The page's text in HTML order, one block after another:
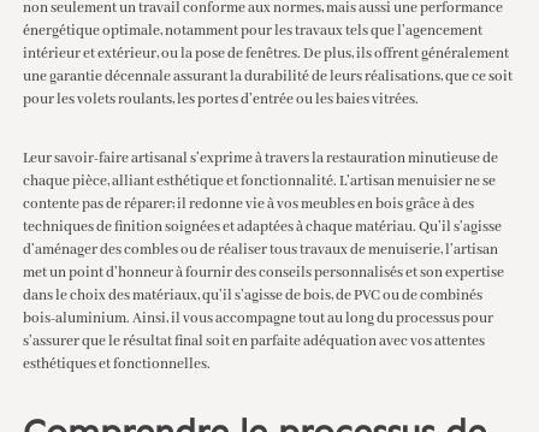
non seulement un travail conforme aux normes, mais aussi une performance
énergétique optimale, notamment pour les travaux tels que l’agencement
intérieur et extérieur, ou la pose de fenêtres. De plus, ils offrent généralement
une garantie décennale assurant la durabilité de leurs réalisations, que ce soit
pour les volets roulants, les portes d’entrée ou les baies vitrées.
Leur savoir-faire artisanal s’exprime à travers la restauration minutieuse de
chaque pièce, alliant esthétique et fonctionnalité. L’artisan menuisier ne se
contente pas de réparer; il redonne vie à vos meubles en bois grâce à des
techniques de finition soignées et adaptées à chaque matériau. Qu’il s’agisse
d’aménager des combles ou de réaliser tous travaux de menuiserie, l’artisan
met un point d’honneur à fournir des conseils personnalisés et son expertise
dans le choix des matériaux, qu’il s’agisse de bois, de PVC ou de combinés
bois-aluminium. Ainsi, il vous accompagne tout au long du processus pour
s’assurer que le résultat final soit en parfaite adéquation avec vos attentes
esthétiques et fonctionnelles.